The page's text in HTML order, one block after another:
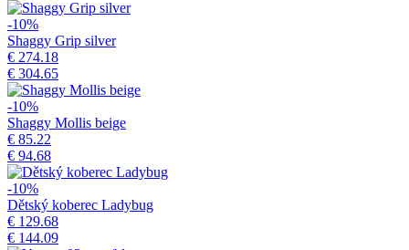
-10%
Shaggy Grip silver
€ 274.18
€ 304.65
-10%
Shaggy Mollis beige
€ 85.22
€ 94.68
-10%
Dětský koberec Ladybug
€ 129.68
€ 144.09